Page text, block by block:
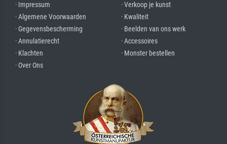
· Impressum
· Algemene Voorwaarden
· Gegevensbescherming
· Annulatierecht
· Klachten
· Over Ons
· Verkoop je kunst
· Kwaliteit
· Beelden van ons werk
· Accessoires
· Monster bestellen